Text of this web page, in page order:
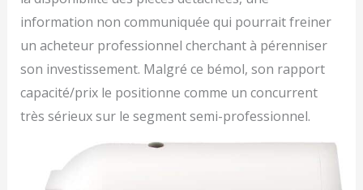
information non communiquée qui pourrait freiner
un acheteur professionnel cherchant à pérenniser
son investissement. Malgré ce bémol, son rapport
capacité/prix le positionne comme un concurrent
très sérieux sur le segment semi-professionnel.